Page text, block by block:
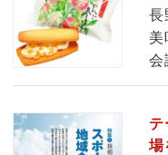
美
会
テ
場